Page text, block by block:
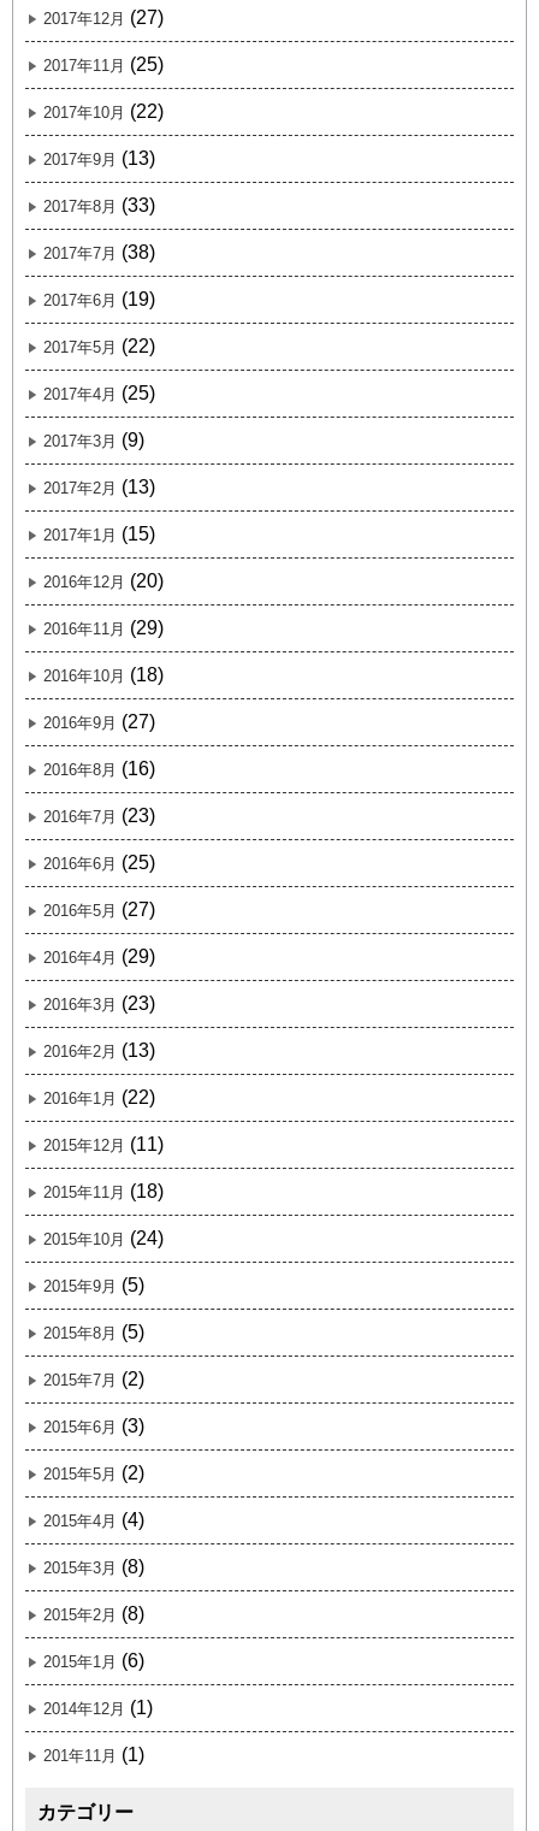
2017年12月 (27)
2017年11月 (25)
2017年10月 (22)
2017年9月 (13)
2017年8月 (33)
2017年7月 (38)
2017年6月 (19)
2017年5月 (22)
2017年4月 (25)
2017年3月 (9)
2017年2月 (13)
2017年1月 (15)
2016年12月 (20)
2016年11月 (29)
2016年10月 (18)
2016年9月 (27)
2016年8月 (16)
2016年7月 (23)
2016年6月 (25)
2016年5月 (27)
2016年4月 (29)
2016年3月 (23)
2016年2月 (13)
2016年1月 (22)
2015年12月 (11)
2015年11月 (18)
2015年10月 (24)
2015年9月 (5)
2015年8月 (5)
2015年7月 (2)
2015年6月 (3)
2015年5月 (2)
2015年4月 (4)
2015年3月 (8)
2015年2月 (8)
2015年1月 (6)
2014年12月 (1)
201年11月 (1)
カテゴリー